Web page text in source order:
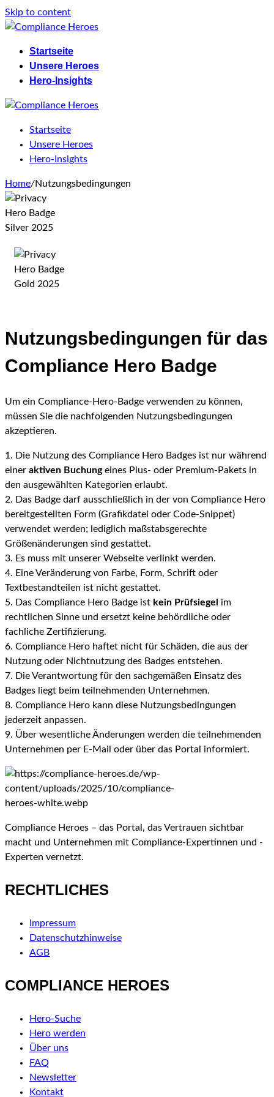
Skip to content
Startseite
Unsere Heroes
Hero-Insights
Startseite
Unsere Heroes
Hero-Insights
Home/Nutzungsbedingungen
Nutzungsbedingungen für das
Compliance Hero Badge
Um ein Compliance-Hero-Badge verwenden zu können,
müssen Sie die nachfolgenden Nutzungsbedingungen
akzeptieren.
1. Die Nutzung des Compliance Hero Badges ist nur während
einer aktiven Buchungeines Plus- oder Premium-Pakets in
den ausgewählten Kategorien erlaubt.
2. Das Badge darf ausschließlich in der von Compliance Hero
bereitgestellten Form (Grafikdatei oder Code-Snippet)
verwendet werden; lediglich maßstabsgerechte
Größenänderungen sind gestattet.
3. Es muss mit unserer Webseite verlinkt werden.
4. Eine Veränderung von Farbe, Form, Schrift oder
Textbestandteilen ist nicht gestattet.
5. Das Compliance Hero Badge ist kein Prüfsiegel
im
rechtlichen Sinne und ersetzt keine behördliche oder
fachliche Zertifizierung.
6. Compliance Hero haftet nicht für Schäden, die aus der
Nutzung oder Nichtnutzung des Badges entstehen.
7. Die Verantwortung für den sachgemäßen Einsatz des
Badges liegt beim teilnehmenden Unternehmen.
8. Compliance Hero kann diese Nutzungsbedingungen
jederzeit anpassen.
9. Über wesentliche Änderungen werden die teilnehmenden
Unternehmen per E-Mail oder über das Portal informiert.
Compliance Heroes – das Portal, das Vertrauen sichtbar
macht und Unternehmen mit Compliance-Expertinnen und -
Experten vernetzt.
RECHTLICHES
Impressum
Datenschutzhinweise
AGB
COMPLIANCE HEROES
Hero-Suche
Hero werden
Über uns
FAQ
Newsletter
Kontakt